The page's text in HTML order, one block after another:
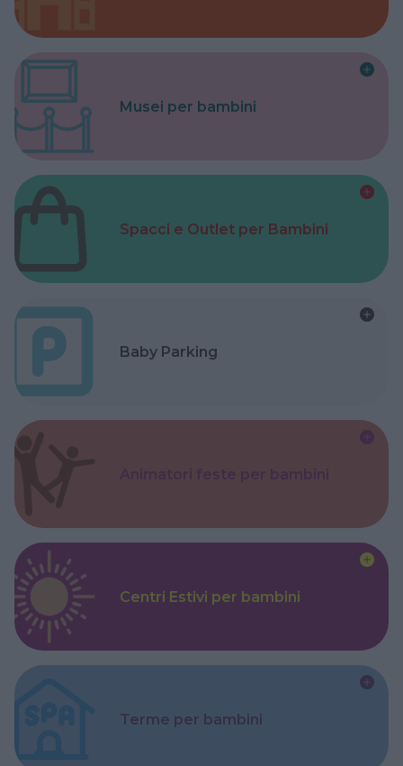
Musei per bambini
Spacci e Outlet per Bambini
Baby Parking
Centri Estivi per bambini
Terme per bambini